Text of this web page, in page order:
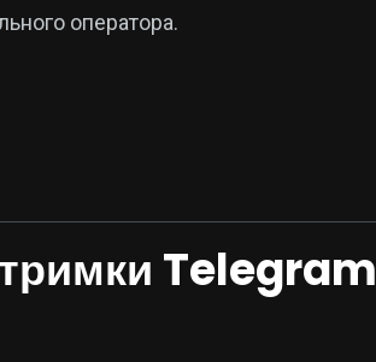
оператора.
Telegram